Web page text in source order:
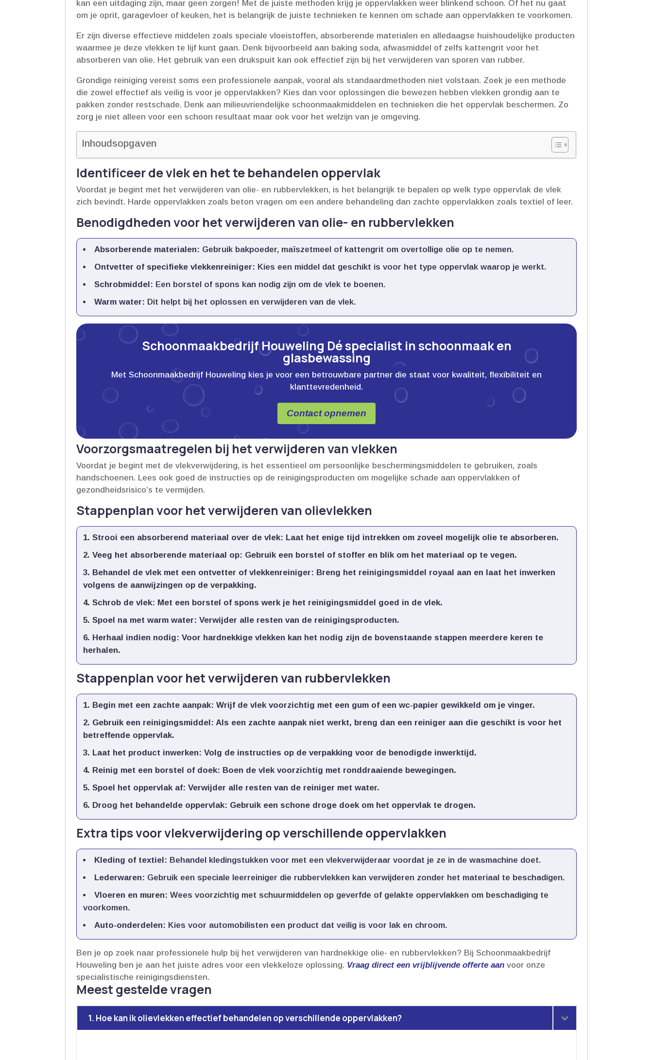
kan een uitdaging zijn, maar geen zorgen! Met de juiste methoden krijg je oppervlakken weer blinkend schoon.​ Of het nu gaat
om je oprit, garagevloer of keuken, het is belangrijk de juiste technieken te kennen om schade aan oppervlakken te voorkomen.​
Er zijn diverse effectieve middelen zoals speciale vloeistoffen, absorberende materialen en alledaagse huishoudelijke producten
waarmee je deze vlekken te lijf kunt gaan.​ Denk bijvoorbeeld aan baking soda, afwasmiddel of zelfs kattengrit voor het
absorberen van olie.​ Het gebruik van een drukspuit kan ook effectief zijn bij het verwijderen van sporen van rubber.​
Grondige reiniging vereist soms een professionele aanpak, vooral als standaardmethoden niet volstaan.​ Zoek je een methode
die zowel effectief als veilig is voor je oppervlakken? Kies dan voor oplossingen die bewezen hebben vlekken grondig aan te
pakken zonder restschade.​ Denk aan milieuvriendelijke schoonmaakmiddelen en technieken die het oppervlak beschermen.​ Zo
zorg je niet alleen voor een schoon resultaat maar ook voor het welzijn van je omgeving.​
Inhoudsopgaven
Identificeer de vlek en het te behandelen oppervlak
Voordat je begint met het verwijderen van olie- en rubbervlekken, is het belangrijk te bepalen op welk type oppervlak de vlek
zich bevindt.​ Harde oppervlakken zoals beton vragen om een andere behandeling dan zachte oppervlakken zoals textiel of leer.​
Benodigdheden voor het verwijderen van olie- en rubbervlekken
Absorberende materialen: Gebruik bakpoeder, maïszetmeel of kattengrit om overtollige olie op te nemen.​
Ontvetter of specifieke vlekkenreiniger: Kies een middel dat geschikt is voor het type oppervlak waarop je werkt.​
Schrobmiddel: Een borstel of spons kan nodig zijn om de vlek te boenen.​
Warm water: Dit helpt bij het oplossen en verwijderen van de vlek.​
Schoonmaakbedrijf Houweling Dé specialist in schoonmaak en
glasbewassing
Met Schoonmaakbedrijf Houweling kies je voor een betrouwbare partner die staat voor kwaliteit, flexibiliteit en
klanttevredenheid.
Contact opnemen
Voorzorgsmaatregelen bij het verwijderen van vlekken
Voordat je begint met de vlekverwijdering, is het essentieel om persoonlijke beschermingsmiddelen te gebruiken, zoals
handschoenen.​ Lees ook goed de instructies op de reinigingsproducten om mogelijke schade aan oppervlakken of
gezondheidsrisico’s te vermijden.​
Stappenplan voor het verwijderen van olievlekken
Strooi een absorberend materiaal over de vlek: Laat het enige tijd intrekken om zoveel mogelijk olie te absorberen.​
Veeg het absorberende materiaal op: Gebruik een borstel of stoffer en blik om het materiaal op te vegen.​
Behandel de vlek met een ontvetter of vlekkenreiniger: Breng het reinigingsmiddel royaal aan en laat het inwerken
volgens de aanwijzingen op de verpakking.​
Schrob de vlek: Met een borstel of spons werk je het reinigingsmiddel goed in de vlek.​
Spoel na met warm water: Verwijder alle resten van de reinigingsproducten.​
Herhaal indien nodig: Voor hardnekkige vlekken kan het nodig zijn de bovenstaande stappen meerdere keren te
herhalen.​
Stappenplan voor het verwijderen van rubbervlekken
Begin met een zachte aanpak: Wrijf de vlek voorzichtig met een gum of een wc-papier gewikkeld om je vinger.​
Gebruik een reinigingsmiddel: Als een zachte aanpak niet werkt, breng dan een reiniger aan die geschikt is voor het
betreffende oppervlak.​
Laat het product inwerken: Volg de instructies op de verpakking voor de benodigde inwerktijd.​
Reinig met een borstel of doek: Boen de vlek voorzichtig met ronddraaiende bewegingen.​
Spoel het oppervlak af: Verwijder alle resten van de reiniger met water.​
Droog het behandelde oppervlak: Gebruik een schone droge doek om het oppervlak te drogen.​
Extra tips voor vlekverwijdering op verschillende oppervlakken
Kleding of textiel: Behandel kledingstukken voor met een vlekverwijderaar voordat je ze in de wasmachine doet.​
Lederwaren: Gebruik een speciale leerreiniger die rubbervlekken kan verwijderen zonder het materiaal te beschadigen.​
Vloeren en muren: Wees voorzichtig met schuurmiddelen op geverfde of gelakte oppervlakken om beschadiging te
voorkomen.​
Auto-onderdelen: Kies voor automobilisten een product dat veilig is voor lak en chroom.​
Ben je op zoek naar professionele hulp bij het verwijderen van hardnekkige olie- en rubbervlekken? Bij Schoonmaakbedrijf
Houweling ben je aan het juiste adres voor een vlekkeloze oplossing.​ Vraag direct een vrijblijvende offerte aan voor onze
specialistische reinigingsdiensten.​
Meest gestelde vragen
1. Hoe kan ik olievlekken effectief behandelen op verschillende oppervlakken?